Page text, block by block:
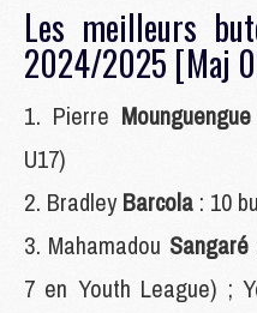
Les meilleurs
2024/2025 [Maj
Pierre Mounguengue
U17)
BradleyBarcola : 10
Mahamadou Sangaré
7 en Youth League) ;